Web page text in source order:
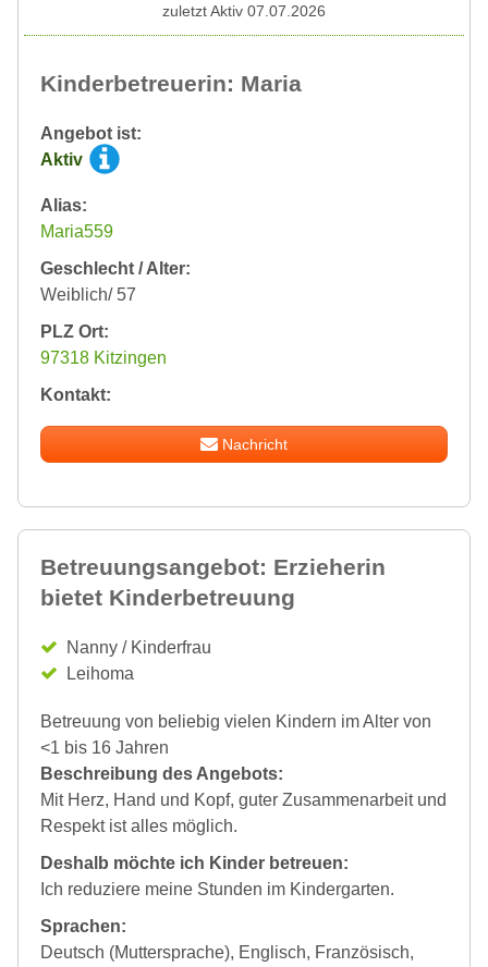
Kinderbetreuerin: Maria
Angebot ist:
Aktiv
Alias:
Maria559
Geschlecht / Alter:
Weiblich/ 57
PLZ Ort:
97318 Kitzingen
Kontakt:
Nachricht
zuletzt Aktiv 07.07.2026
Betreuungsangebot: Erzieherin
bietet Kinderbetreuung
Nanny / Kinderfrau
Leihoma
Betreuung von beliebig vielen Kindern im Alter von
<1 bis 16 Jahren
Beschreibung des Angebots:
Mit Herz, Hand und Kopf, guter Zusammenarbeit und
Respekt ist alles möglich.
Deshalb möchte ich Kinder betreuen:
Ich reduziere meine Stunden im Kindergarten.
Sprachen:
Deutsch (Muttersprache), Englisch, Französisch,